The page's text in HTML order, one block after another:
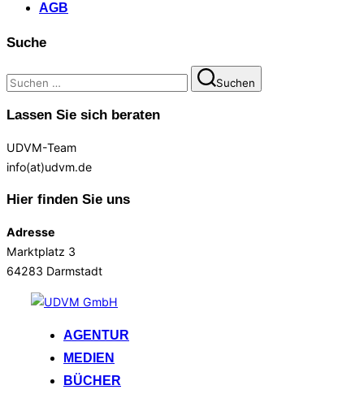
AGB
Suche
Suchen
nach:
Suchen
Lassen Sie sich beraten
UDVM-Team
info(at)udvm.de
Hier finden Sie uns
Adresse
Marktplatz 3
64283 Darmstadt
springen
AGENTUR
MEDIEN
BÜCHER